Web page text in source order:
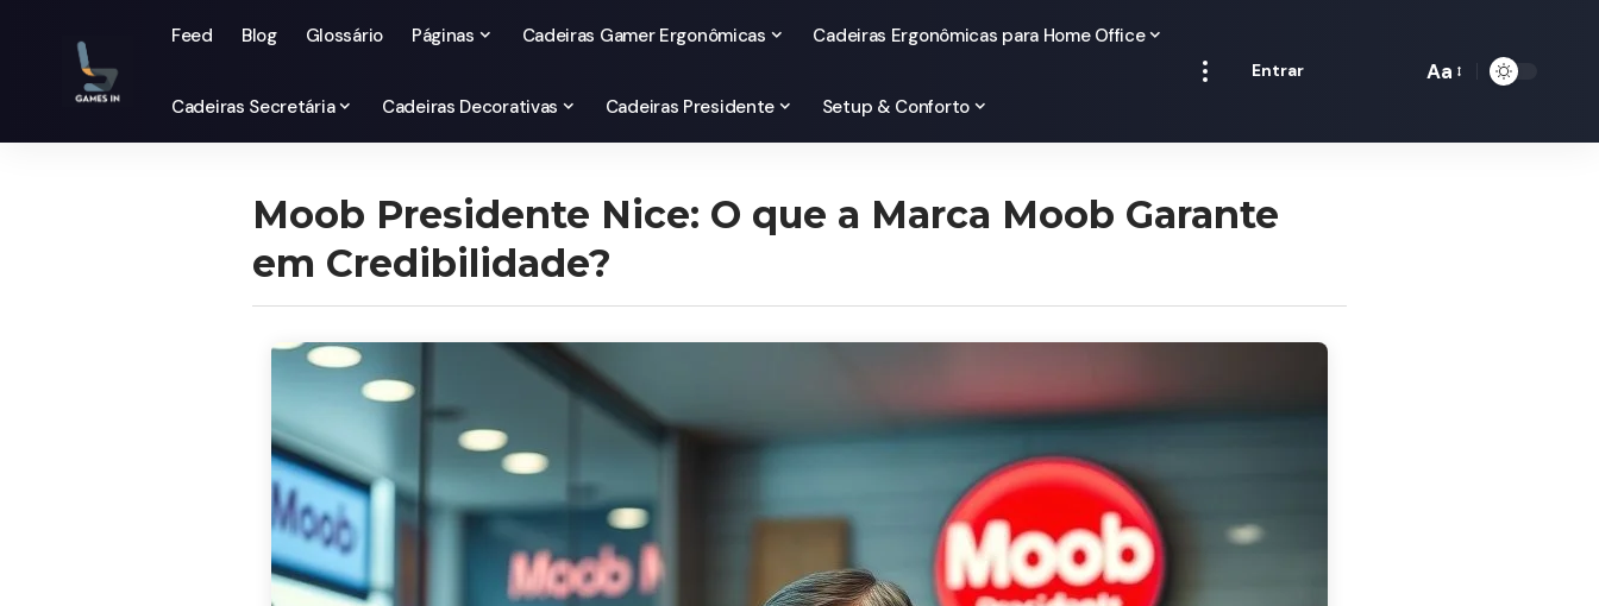
Feed Blog Glossário Páginas Cadeiras Gamer Ergonômicas Cadeiras Ergonômicas para Home Office
Cadeiras Secretária Cadeiras Decorativas Cadeiras Presidente Setup & Conforto
Entrar Aa
Moob Presidente Nice: O que a Marca Moob Garante
em Credibilidade?